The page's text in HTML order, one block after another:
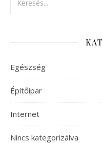
Egészség
Építőipar
Internet
Nincs kategorizálva